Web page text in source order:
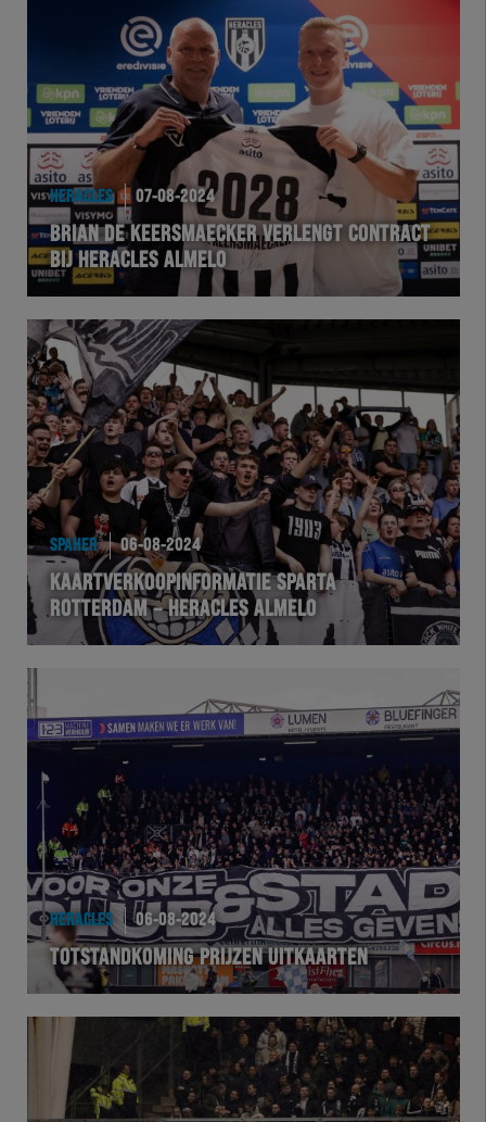
HERVOL
HEREXC
EXCHER
VOLHER
HERTEL
Natuurgras
Wedstrijd
Heracles
BusinessClub
Foundation
Team Zwart Wit
Futsal
eSports
Academie
HERACLES 07-08-2024
BRIAN DE KEERSMAECKER VERLENGT CONTRACT
BIJ HERACLES ALMELO
SPAHER 06-08-2024
KAARTVERKOOPINFORMATIE SPARTA
ROTTERDAM – HERACLES ALMELO
HERACLES 06-08-2024
TOTSTANDKOMING PRIJZEN UITKAARTEN